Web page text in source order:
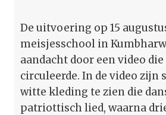
De uitvoering op 15
meisjesschool in
aandacht door een video
circuleerde. In de video zijn
witte kleding te zien die
patriottisch lied, waarna